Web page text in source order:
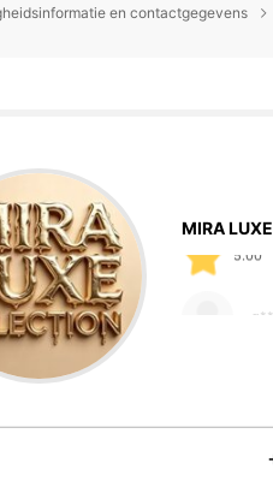
en contactgegevens
MIRA LUXE
5.00